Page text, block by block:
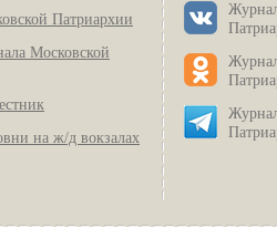
Патриархии
Московской
на ж/д вокзалах